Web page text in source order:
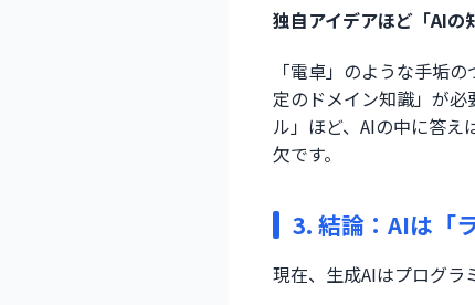
独自アイデアほど「AIの
「電卓」のような手垢
定のドメイン知識」が
ル」ほど、AIの中に答
欠です。
3. 結論：AIは「
現在、生成AIはプログラ